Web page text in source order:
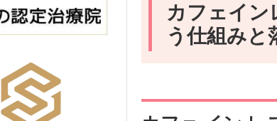
カフェイン
う仕組みと